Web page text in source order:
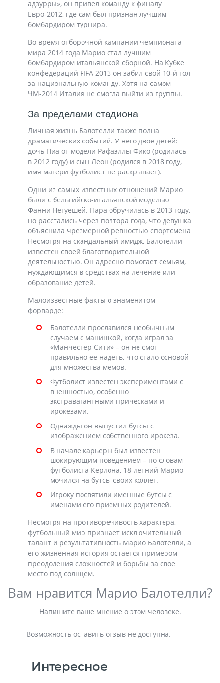
адзурры», он привел команду к финалу
Евро-2012, где сам был признан лучшим
бомбардиром турнира.
Во время отборочной кампании чемпионата
мира 2014 года Марио стал лучшим
бомбардиром итальянской сборной. На Кубке
конфедераций FIFA 2013 он забил свой 10-й гол
за национальную команду. Хотя на самом
ЧМ-2014 Италия не смогла выйти из группы.
За пределами стадиона
Личная жизнь Балотелли также полна
драматических событий. У него двое детей:
дочь Пиа от модели Рафаэллы Фико (родилась
в 2012 году) и сын Леон (родился в 2018 году,
имя матери футболист не раскрывает).
Одни из самых известных отношений Марио
были с бельгийско-итальянской моделью
Фанни Негуешей. Пара обручилась в 2013 году,
но расстались через полтора года, что девушка
объяснила чрезмерной ревностью спортсмена
Несмотря на скандальный имидж, Балотелли
известен своей благотворительной
деятельностью. Он адресно помогает семьям,
нуждающимся в средствах на лечение или
образование детей.
Малоизвестные факты о знаменитом
форварде:
Балотелли прославился необычным
случаем с манишкой, когда играл за
«Манчестер Сити» – он не смог
правильно ее надеть, что стало основой
для множества мемов.
Футболист известен экспериментами с
внешностью, особенно
экстравагантными прическами и
ирокезами.
Однажды он выпустил бутсы с
изображением собственного ирокеза.
В начале карьеры был известен
шокирующим поведением – по словам
футболиста Керлона, 18-летний Марио
мочился на бутсы своих коллег.
Игроку посвятили именные бутсы с
именами его приемных родителей.
Несмотря на противоречивость характера,
футбольный мир признает исключительный
талант и результативность Марио Балотелли, а
его жизненная история остается примером
преодоления сложностей и борьбы за свое
место под солнцем.
Вам нравится Марио Балотелли?
Напишите ваше мнение о этом человеке.
Возможность оставить отзыв не доступна.
Интересное